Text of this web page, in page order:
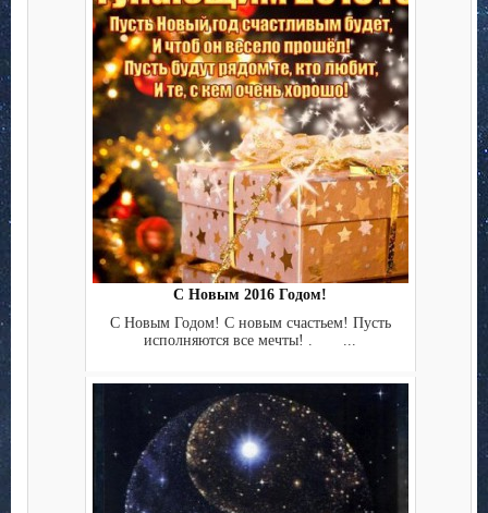
С Новым 2016 Годом!
С Новым Годом! С новым счастьем! Пусть
исполняются все мечты! . ...